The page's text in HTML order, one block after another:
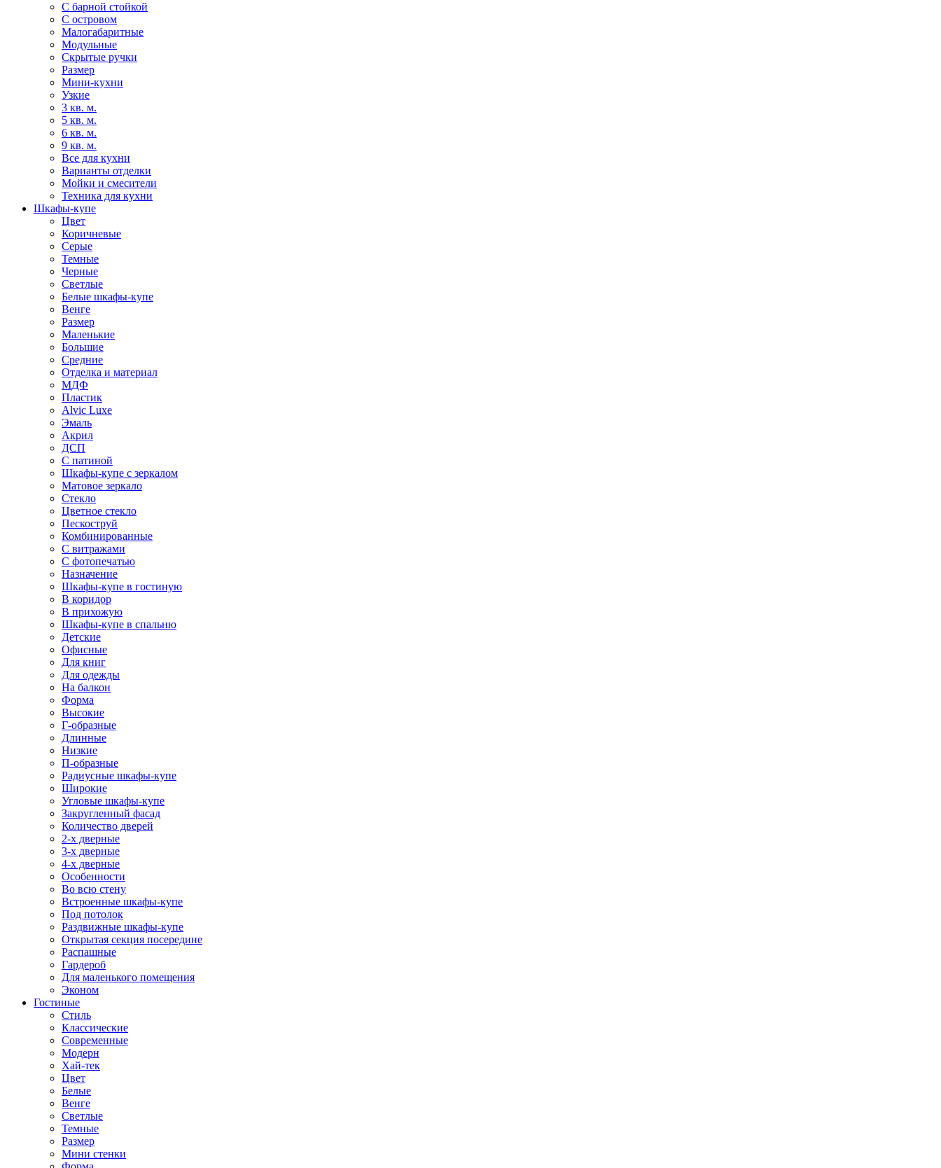
С барной стойкой
С островом
Малогабаритные
Модульные
Скрытые ручки
Размер
Мини-кухни
Узкие
3 кв. м.
5 кв. м.
6 кв. м.
9 кв. м.
Все для кухни
Варианты отделки
Мойки и смесители
Техника для кухни
Шкафы-купе
Цвет
Коричневые
Серые
Темные
Черные
Светлые
Белые шкафы-купе
Венге
Размер
Маленькие
Большие
Средние
Отделка и материал
МДФ
Пластик
Alvic Luxe
Эмаль
Акрил
ДСП
С патиной
Шкафы-купе с зеркалом
Матовое зеркало
Стекло
Цветное стекло
Пескоструй
Комбинированные
С витражами
С фотопечатью
Назначение
Шкафы-купе в гостиную
В коридор
В прихожую
Шкафы-купе в спальню
Детские
Офисные
Для книг
Для одежды
На балкон
Форма
Высокие
Г-образные
Длинные
Низкие
П-образные
Радиусные шкафы-купе
Широкие
Угловые шкафы-купе
Закругленный фасад
Количество дверей
2-х дверные
3-х дверные
4-х дверные
Особенности
Во всю стену
Встроенные шкафы-купе
Под потолок
Раздвижные шкафы-купе
Открытая секция посередине
Распашные
Гардероб
Для маленького помещения
Эконом
Гостиные
Стиль
Классические
Современные
Модерн
Хай-тек
Цвет
Белые
Венге
Светлые
Темные
Размер
Мини стенки